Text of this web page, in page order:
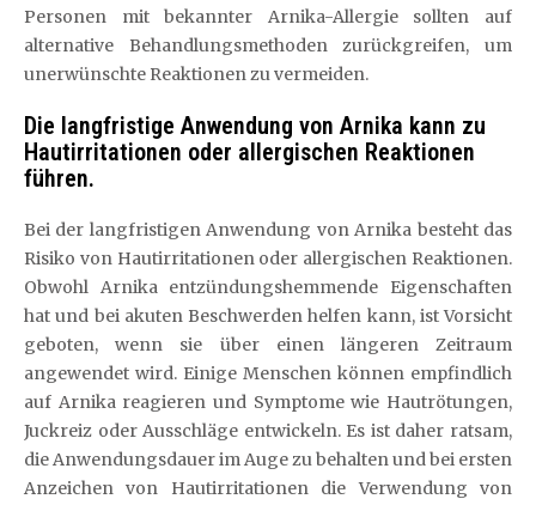
Personen mit bekannter Arnika-Allergie sollten auf
alternative Behandlungsmethoden zurückgreifen, um
unerwünschte Reaktionen zu vermeiden.
Die langfristige Anwendung von Arnika kann zu
Hautirritationen oder allergischen Reaktionen
führen.
Bei der langfristigen Anwendung von Arnika besteht das
Risiko von Hautirritationen oder allergischen Reaktionen.
Obwohl Arnika entzündungshemmende Eigenschaften
hat und bei akuten Beschwerden helfen kann, ist Vorsicht
geboten, wenn sie über einen längeren Zeitraum
angewendet wird. Einige Menschen können empfindlich
auf Arnika reagieren und Symptome wie Hautrötungen,
Juckreiz oder Ausschläge entwickeln. Es ist daher ratsam,
die Anwendungsdauer im Auge zu behalten und bei ersten
Anzeichen von Hautirritationen die Verwendung von